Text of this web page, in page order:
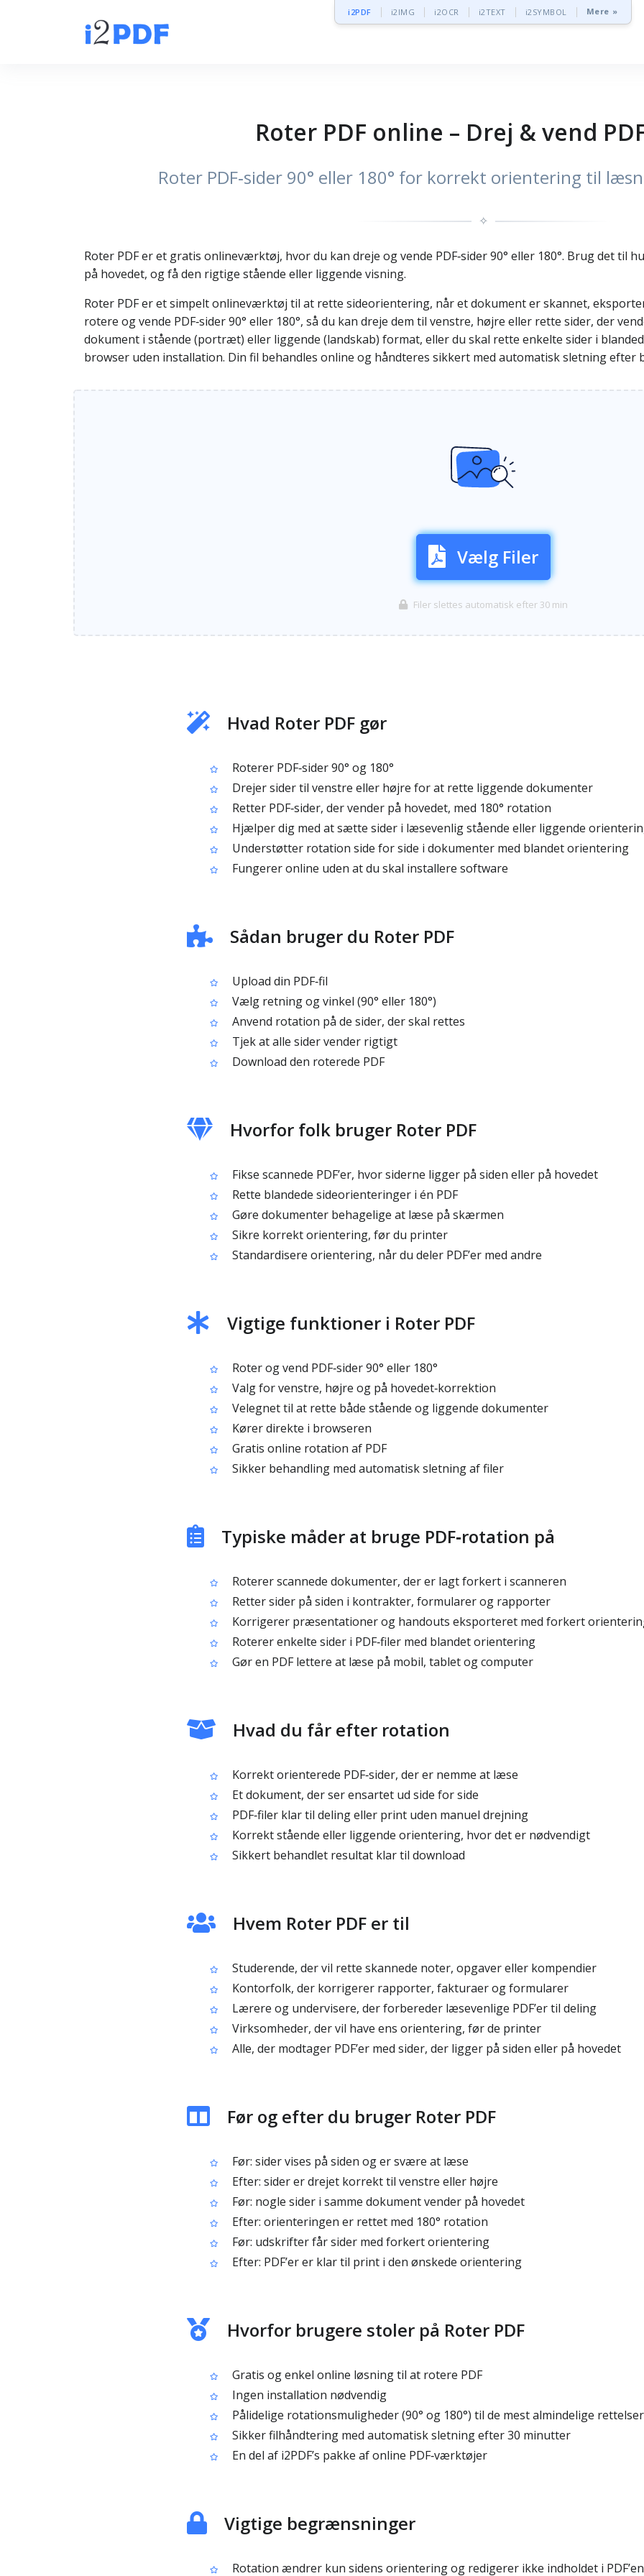
i2PDF i2IMG i2OCR i2TEXT i2SYMBOL Mere »
Roter PDF online – Drej & vend
Roter PDF‑sider 90° eller 180° for korrekt orientering til
✧
Roter PDF er et gratis onlineværktøj, hvor du kan dreje og vende PDF‑sider 90° eller 180°. Brug det til
på hovedet, og få den rigtige stående eller liggende visning.
Roter PDF er et simpelt onlineværktøj til at rette sideorientering, når et dokument er skannet,
rotere og vende PDF‑sider 90° eller 180°, så du kan dreje dem til venstre, højre eller rette sider, der
dokument i stående (portræt) eller liggende (landskab) format, eller du skal rette enkelte sider i
browser uden installation. Din fil behandles online og håndteres sikkert med automatisk sletning efter
Vælg Filer
Filer slettes automatisk efter 30 min
Hvad Roter PDF gør
Roterer PDF‑sider 90° og 180°
Drejer sider til venstre eller højre for at rette liggende dokumenter
Retter PDF‑sider, der vender på hovedet, med 180° rotation
Hjælper dig med at sætte sider i læsevenlig stående eller liggende
Understøtter rotation side for side i dokumenter med blandet orientering
Fungerer online uden at du skal installere software
Sådan bruger du Roter PDF
Upload din PDF‑fil
Vælg retning og vinkel (90° eller 180°)
Anvend rotation på de sider, der skal rettes
Tjek at alle sider vender rigtigt
Download den roterede PDF
Hvorfor folk bruger Roter PDF
Fikse scannede PDF’er, hvor siderne ligger på siden eller på hovedet
Rette blandede sideorienteringer i én PDF
Gøre dokumenter behagelige at læse på skærmen
Sikre korrekt orientering, før du printer
Standardisere orientering, når du deler PDF’er med andre
Vigtige funktioner i Roter PDF
Roter og vend PDF‑sider 90° eller 180°
Valg for venstre, højre og på hovedet‑korrektion
Velegnet til at rette både stående og liggende dokumenter
Kører direkte i browseren
Gratis online rotation af PDF
Sikker behandling med automatisk sletning af filer
Typiske måder at bruge PDF‑rotation på
Roterer scannede dokumenter, der er lagt forkert i scanneren
Retter sider på siden i kontrakter, formularer og rapporter
Korrigerer præsentationer og handouts eksporteret med forkert
Roterer enkelte sider i PDF‑filer med blandet orientering
Gør en PDF lettere at læse på mobil, tablet og computer
Hvad du får efter rotation
Korrekt orienterede PDF‑sider, der er nemme at læse
Et dokument, der ser ensartet ud side for side
PDF‑filer klar til deling eller print uden manuel drejning
Korrekt stående eller liggende orientering, hvor det er nødvendigt
Sikkert behandlet resultat klar til download
Hvem Roter PDF er til
Studerende, der vil rette skannede noter, opgaver eller kompendier
Kontorfolk, der korrigerer rapporter, fakturaer og formularer
Lærere og undervisere, der forbereder læsevenlige PDF’er til deling
Virksomheder, der vil have ens orientering, før de printer
Alle, der modtager PDF’er med sider, der ligger på siden eller på hovedet
Før og efter du bruger Roter PDF
Før: sider vises på siden og er svære at læse
Efter: sider er drejet korrekt til venstre eller højre
Før: nogle sider i samme dokument vender på hovedet
Efter: orienteringen er rettet med 180° rotation
Før: udskrifter får sider med forkert orientering
Efter: PDF’er er klar til print i den ønskede orientering
Hvorfor brugere stoler på Roter PDF
Gratis og enkel online løsning til at rotere PDF
Ingen installation nødvendig
Pålidelige rotationsmuligheder (90° og 180°) til de mest almindelige rettelser
Sikker filhåndtering med automatisk sletning efter 30 minutter
En del af i2PDF’s pakke af online PDF‑værktøjer
Vigtige begrænsninger
Rotation ændrer kun sidens orientering og redigerer ikke indholdet i PDF’en